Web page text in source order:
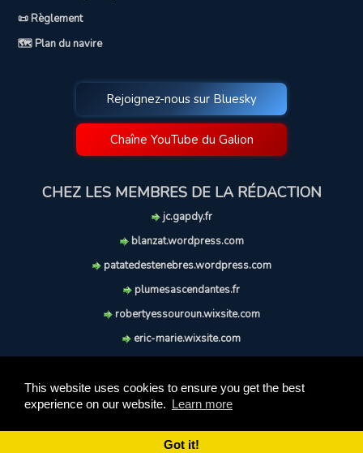
This website uses cookies to ensure you get the best
experience on our website. Learn more
Got it!
📜 Règlement
🗺️ Plan du navire
Rejoignez-nous sur Bluesky
Chaîne YouTube du Galion
CHEZ LES MEMBRES DE LA RÉDACTION
jc.gapdy.fr
blanzat.wordpress.com
patatedestenebres.wordpress.com
plumesascendantes.fr
robertyessouroun.wixsite.com
eric-marie.wixsite.com
soufflereve.blogspot.com
Ce site est réalisé et maintenu avec coeur et passion.